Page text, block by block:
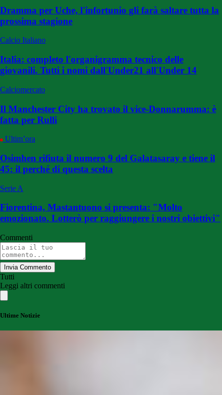
Dramma per Uche, l'infortunio gli farà saltare tutta la
prossima stagione
Calcio Italiano
Italia: completo l'organigramma tecnico delle
giovanili. Tutti i nomi dall'Under21 all'Under 14
Calciomercato
Il Manchester City ha trovato il vice-Donnarumma: è
fatta per Rulli
Ultim’ora
Osimhen rifiuta il numero 9 del Galatasaray e tiene il
45: il perché di questa scelta
Serie A
Fiorentina, Mastantuono si presenta: "Molto
emozionato. Lotterò per raggiungere i nostri obiettivi"
Commenti
Invia Commento
Tutti
Leggi altri commenti
Ultime Notizie